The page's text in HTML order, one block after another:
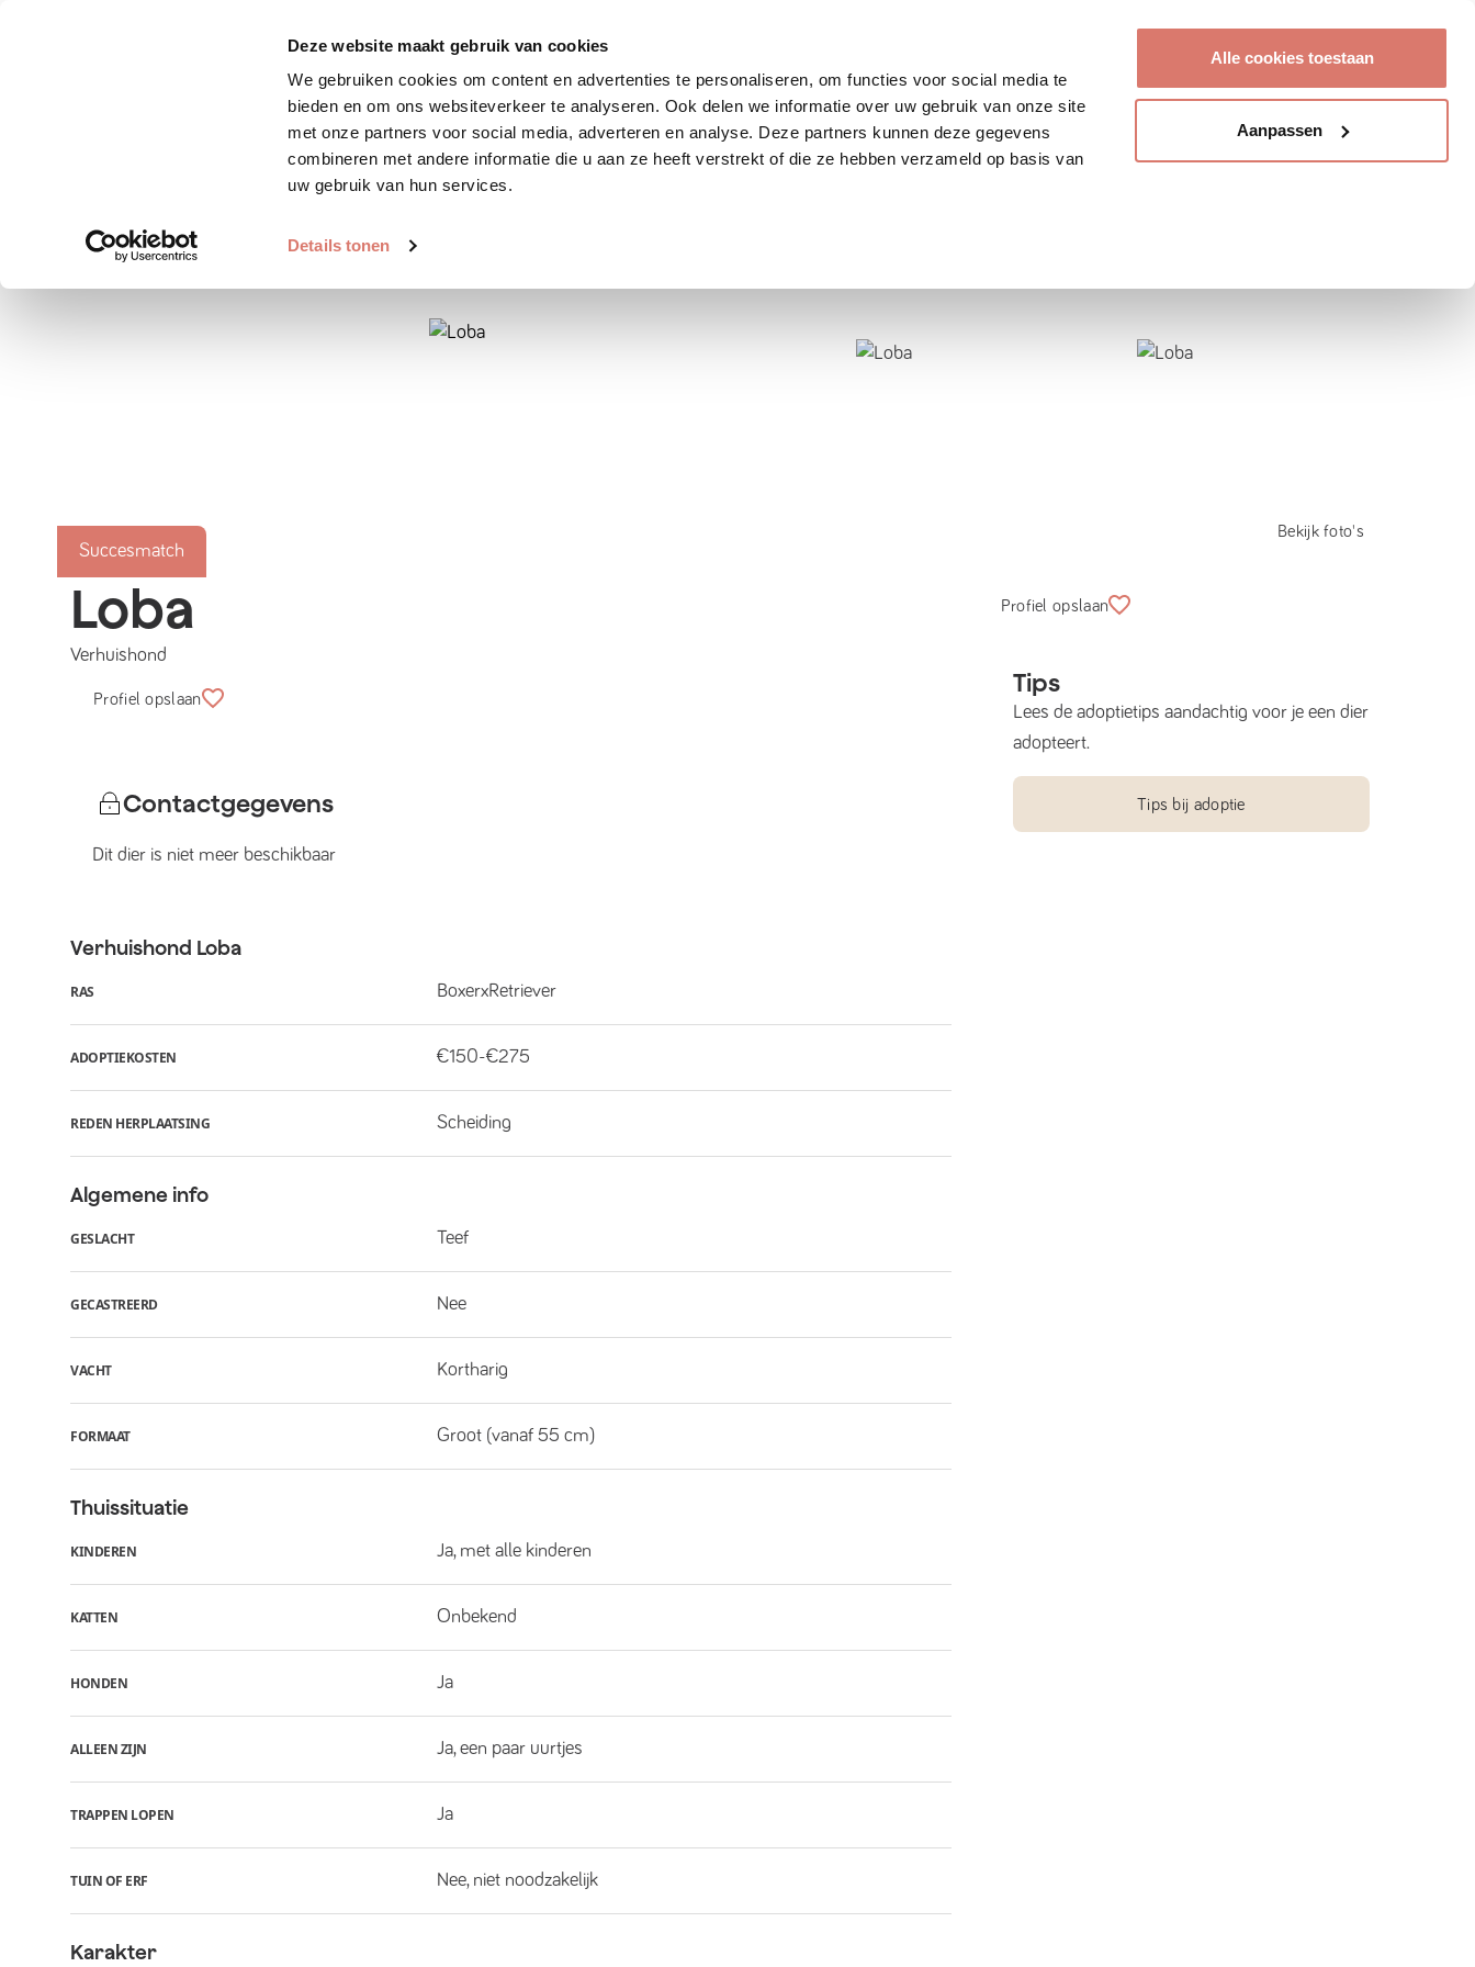
Deze website maakt gebruik van cookies
We gebruiken cookies om content en advertenties te personaliseren, om functies voor social media te
bieden en om ons websiteverkeer te analyseren. Ook delen we informatie over uw gebruik van onze site
met onze partners voor social media, adverteren en analyse. Deze partners kunnen deze gegevens
combineren met andere informatie die u aan ze heeft verstrekt of die ze hebben verzameld op basis van
uw gebruik van hun services.
Details tonen
Alle cookies toestaan
Aanpassen
Zoek huisdier Plaats huisdier Hoe werkt het?
Succesmatch
Bekijk foto's
Loba
Verhuishond
Profiel opslaan
Contactgegevens
Dit dier is niet meer beschikbaar
Verhuishond Loba
RAS BoxerxRetriever
ADOPTIEKOSTEN €150-€275
REDEN HERPLAATSING Scheiding
Algemene info
GESLACHT Teef
GECASTREERD Nee
VACHT Kortharig
FORMAAT Groot (vanaf 55 cm)
Thuissituatie
KINDEREN Ja, met alle kinderen
KATTEN Onbekend
HONDEN Ja
ALLEEN ZIJN Ja, een paar uurtjes
TRAPPEN LOPEN Ja
TUIN OF ERF Nee, niet noodzakelijk
Karakter
Profiel opslaan
Tips
Lees de adoptietips aandachtig voor je een dier
adopteert.
Tips bij adoptie